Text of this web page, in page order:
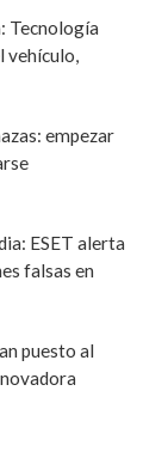
Tecnología
vehículo,
empezar
ESET alerta
falsas en
puesto al